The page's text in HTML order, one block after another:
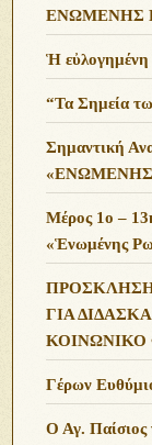
ΕΝΩΜΕΝΗΣ
Ἡ εὐλογημένη
“Τα Σημεία
Σημαντική
Μέρος 1ο –
«Ἑνωμένης
ΓΙΑ
ΚΟΙΝΩΝΙΚΟ
Γέρων
Ο Αγ. Παίσιος